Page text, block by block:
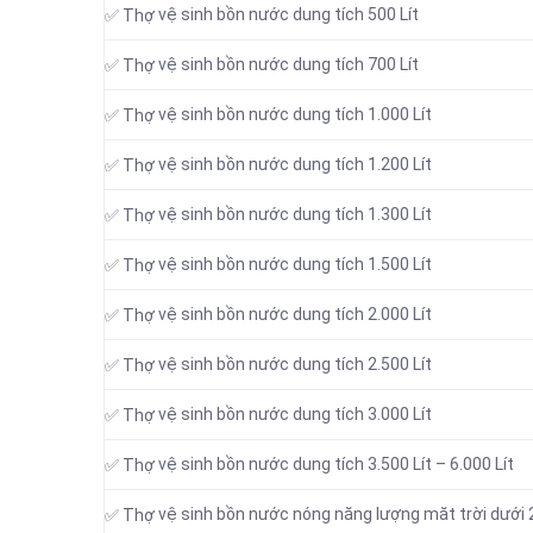
✅ Thợvệ sinh bồn nước dung tích 500 Lít
✅ Thợvệ sinh bồn nước dung tích 700 Lít
✅ Thợvệ sinh bồn nước dung tích 1.000 Lít
✅ Thợvệ sinh bồn nước dung tích 1.200 Lít
✅ Thợvệ sinh bồn nước dung tích 1.300 Lít
✅ Thợvệ sinh bồn nước dung tích 1.500 Lít
✅ Thợvệ sinh bồn nước dung tích 2.000 Lít
✅ Thợvệ sinh bồn nước dung tích 2.500 Lít
✅ Thợvệ sinh bồn nước dung tích 3.000 Lít
✅ Thợvệ sinh bồn nước dung tích 3.500 Lít – 6.000 Lít
✅ Thợvệ sinh bồn nước nóng năng lượng măt trời dưới